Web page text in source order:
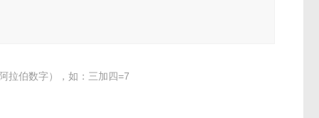
拉伯数字），如：三加四=7